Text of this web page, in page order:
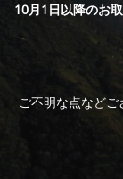
10月1日以降のお
ご不明な点など